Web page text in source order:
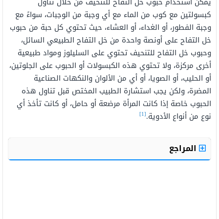
كبسولتين مع كوب من الماء مع أي وجبة من الوجبات، سواءً مع
وجبة الفطور، أو الغداء، أو العشاء، حيث تحتوي كل حبة من حبوب
خل التفاح على أونصة واحدة من خل التفاح الطبيعي السائل،
وحبوب خل التفاح للتنحيف تحتوي على السليلوز ومواد طبيعية
أخرى مركزة، ولا تحتوي هذه الكبسولات أو الحبوب على الجلوتين،
أو الحليب، أو الصويا، أو أي من الألوان والنكهات الصناعية
المضرة، ولكن يجب استشارة الطبيب المختص قبل تناول هذه
الحبوب خاصة إذا كانت المرأة مرضعة أو حامل، أو كانت تأخذ أي
نوع من أنواع الأدوية.[1]
المراجع